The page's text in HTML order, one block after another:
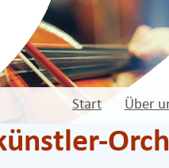
Start Über